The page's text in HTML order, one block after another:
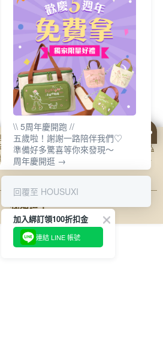
【HOUSUXI】三麗鷗
酷洛米-刺繡保溫餐袋
【5周年慶↘三件75
折】
NT$520
【HOUSUXI】史
保溫保冷袋【5
↘三件75折】
NT$520
全站排行
本網站使用 cookie 方式之詳情，及若您不希
更電腦的 cookie 設定，請參閱本網站「
隱私
使用本網站即表示您同意本公司得按本網站使
。
我知道了
\\ 5周年慶開跑 //
五歲啦！謝謝一路陪伴我們♡
準備好多驚喜等你來發現～
周年慶開逛 →
回覆至 HOUSUXI
加入綁訂領100折扣金
連結 LINE 帳號